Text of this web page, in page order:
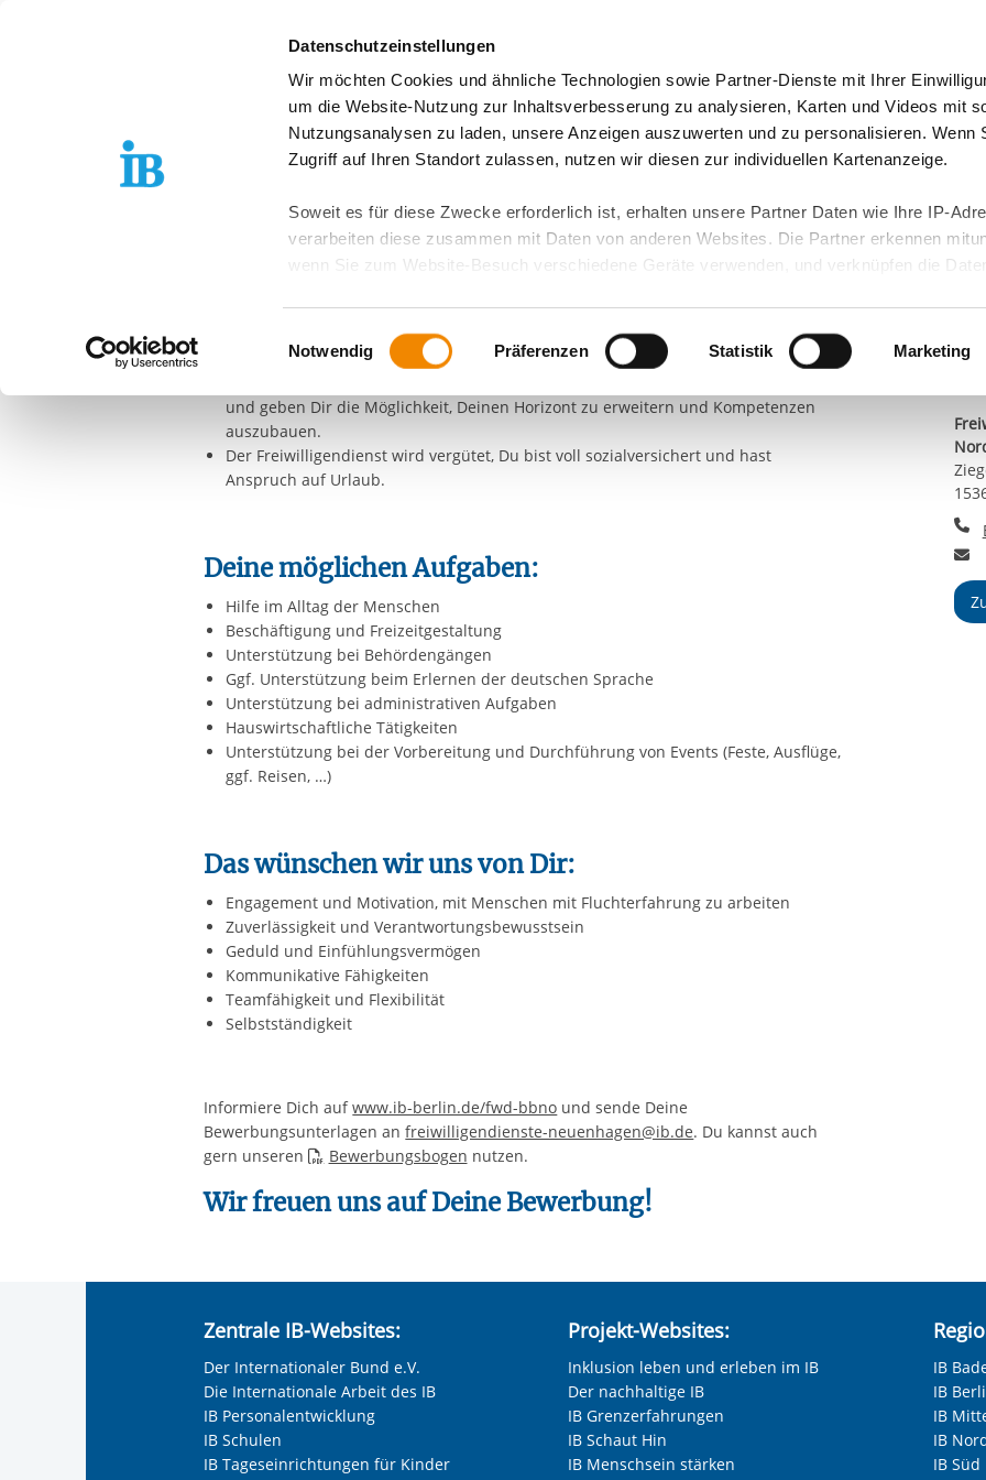
Datenschutzeinstellungen
Wir möchten Cookies und ähnliche Technologien sowie Partner-Dienste mit Ihrer
um die Website-Nutzung zur Inhaltsverbesserung zu analysieren, Karten und Videos mit
Nutzungsanalysen zu laden, unsere Anzeigen auszuwerten und zu personalisieren. Wenn
Zugriff auf Ihren Standort zulassen, nutzen wir diesen zur individuellen Kartenanzeige.
Soweit es für diese Zwecke erforderlich ist, erhalten unsere Partner Daten wie Ihre IP-
verarbeiten diese zusammen mit Daten von anderen Websites. Die Partner erkennen
wenn Sie zum Website-Besuch verschiedene Geräte verwenden, und verknüpfen die Daten
ausgeschlossen werden. Dort ist kein der EU gleichwertiges Datenschutzniveau
zusätzlichen Risiken für Ihre Daten führen kann.
Weitere Details finden Sie in unserenDatenschutzhinweisenund in unsererCookie-
Sie möchten, dass alle Website-Funktionen für diese Zwecke aktiviert sind, müssen Sie
Kategorien auswählen. Sie können mittels nachfolgender Buttons über Ihre Einwilligung für
Zwecke entscheiden und Ihre erteilte Einwilligung stets für die Zukunft widerrufen. Bitte
Ihre etwaige Einwilligung erstreckt sich nicht auf notwendige Cookies, die erforderlich zur
der von Ihnen aufgerufenen und somit gewünschten Website-Funktionen sind. Diese
aufgrund berechtigter Interessen und daher unabhängig von einer Einwilligung.
Einwilligungsauswahl
Notwendig Präferenzen Statistik Marketing
Freiwilligendienst Deutschland
Freiwilligendienst Ausland In
Wohnungsverbund für Geflüchtete
Waldrehna
Viele gute Gründe für ein FSJ:
orientieren.
Du engagierst Dich für das Gemeinwohl und hast die Chance, eigene Ideen und
Projekte umsetzen.
und geben Dir die Möglichkeit, Deinen Horizont zu erweitern und Kompetenzen
auszubauen.
Der Freiwilligendienst wird vergütet, Du bist voll sozialversichert und hast
Anspruch auf Urlaub.
Deine möglichen Aufgaben:
Hilfe im Alltag der Menschen
Beschäftigung und Freizeitgestaltung
Unterstützung bei Behördengängen
Ggf. Unterstützung beim Erlernen der deutschen Sprache
Unterstützung bei administrativen Aufgaben
Hauswirtschaftliche Tätigkeiten
Unterstützung bei der Vorbereitung und Durchführung von Events (Feste, Ausflüge,
ggf. Reisen, …)
Das wünschen wir uns von Dir:
Engagement und Motivation, mit Menschen mit Fluchterfahrung zu arbeiten
Zuverlässigkeit und Verantwortungsbewusstsein
Geduld und Einfühlungsvermögen
Kommunikative Fähigkeiten
Teamfähigkeit und Flexibilität
Selbstständigkeit
Informiere Dich aufwww.ib-berlin.de/fwd-bbno und sende Deine
Bewerbungsunterlagen anfreiwilligendienste-neuenhagen@ib.de. Du kannst auch
gern unseren
Bewerbungsbogen nutzen.
Wir freuen uns auf Deine Bewerbung!
E-
Zentrale IB-Websites:
Der Internationaler Bund e.V.
Die Internationale Arbeit des IB
IB Personalentwicklung
IB Schulen
IB Tageseinrichtungen für Kinder
Projekt-Websites:
Inklusion leben und erleben im IB
Der nachhaltige IB
IB Grenzerfahrungen
IB Schaut Hin
IB Menschsein stärken
IB
IB
IB
IB
IB Süd